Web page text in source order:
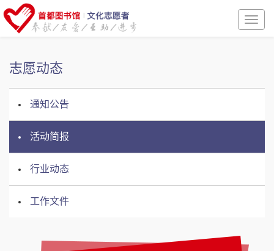
Toggle
志愿动态
通知公告
活动简报
行业动态
工作文件